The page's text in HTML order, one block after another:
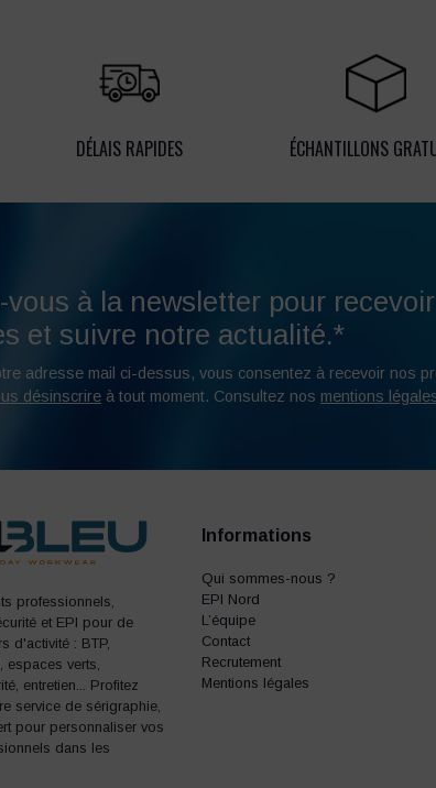
DÉLAIS RAPIDES ÉCHANTILLONS
vous à la newsletter pour
et suivre notre actualité.*
adresse mail ci-dessus, vous consentez à recevoir nos
désinscrire à tout moment. Consultez nos mentions
professionnels,
et EPI pour de
d'activité : BTP,
espaces verts,
entretien... Profitez
service de sérigraphie,
pour personnaliser vos
dans les
Informations
Qui sommes-nous ?
EPI Nord
L’équipe
Contact
Recrutement
Mentions légales